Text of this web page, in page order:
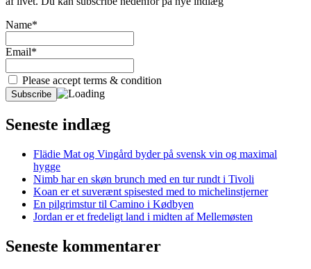
Name*
Email*
Please accept terms & condition
Seneste indlæg
Flädie Mat og Vingård byder på svensk vin og maximal
hygge
Nimb har en skøn brunch med en tur rundt i Tivoli
Koan er et suverænt spisested med to michelinstjerner
En pilgrimstur til Camino i Kødbyen
Jordan er et fredeligt land i midten af Mellemøsten
Seneste kommentarer